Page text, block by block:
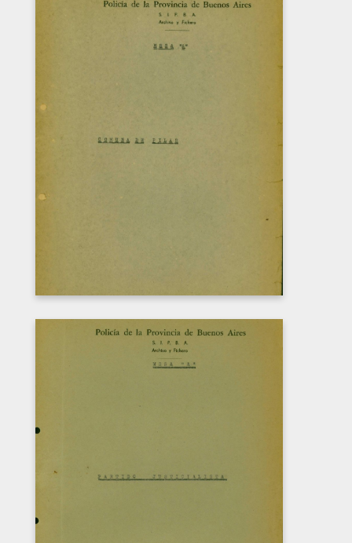
COMUNA DE PILAR
Carátula del legajo Comuna de Pilar. CPM-
Factor Político, antecedentes Comunas.
DESCARGAR
PARTIDO JUSTICIALISTA
CPM- Fondo DIPPBA- Div. Cen. AyF, Mesa
DESCARGAR